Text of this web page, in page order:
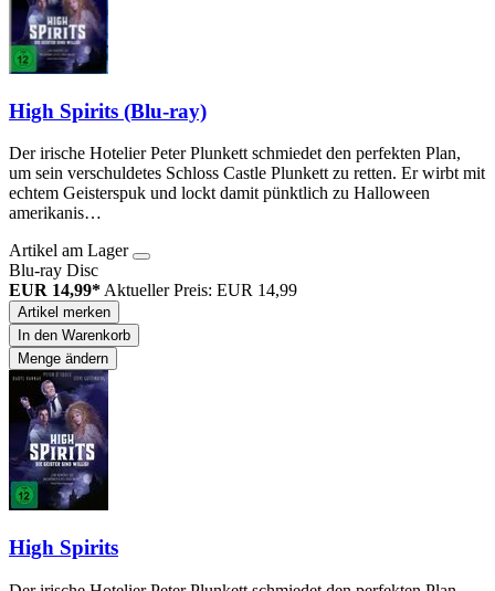
High Spirits (Blu-ray)
Der irische Hotelier Peter Plunkett schmiedet den perfekten Plan,
um sein verschuldetes Schloss Castle Plunkett zu retten. Er wirbt mit
echtem Geisterspuk und lockt damit pünktlich zu Halloween
amerikanis…
Artikel am Lager
Blu-ray Disc
EUR 14,99* Aktueller Preis: EUR 14,99
Artikel merken
In den Warenkorb
Menge ändern
High Spirits